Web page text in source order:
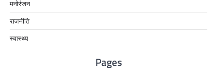
मनोरंजन
राजनीति
स्वास्थ्य
Pages